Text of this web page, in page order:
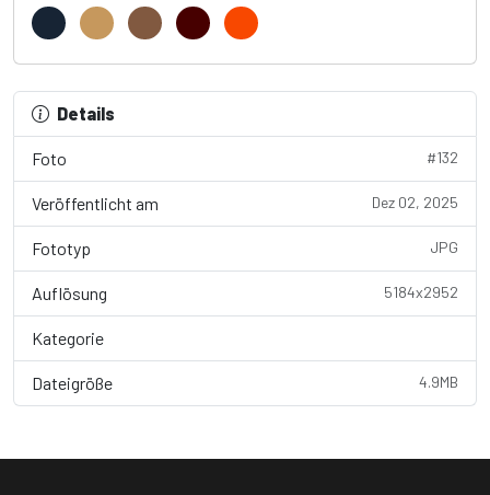
Details
Foto #132
Veröffentlicht am Dez 02, 2025
Fototyp JPG
Auflösung 5184x2952
Kategorie
Dateigröße 4.9MB